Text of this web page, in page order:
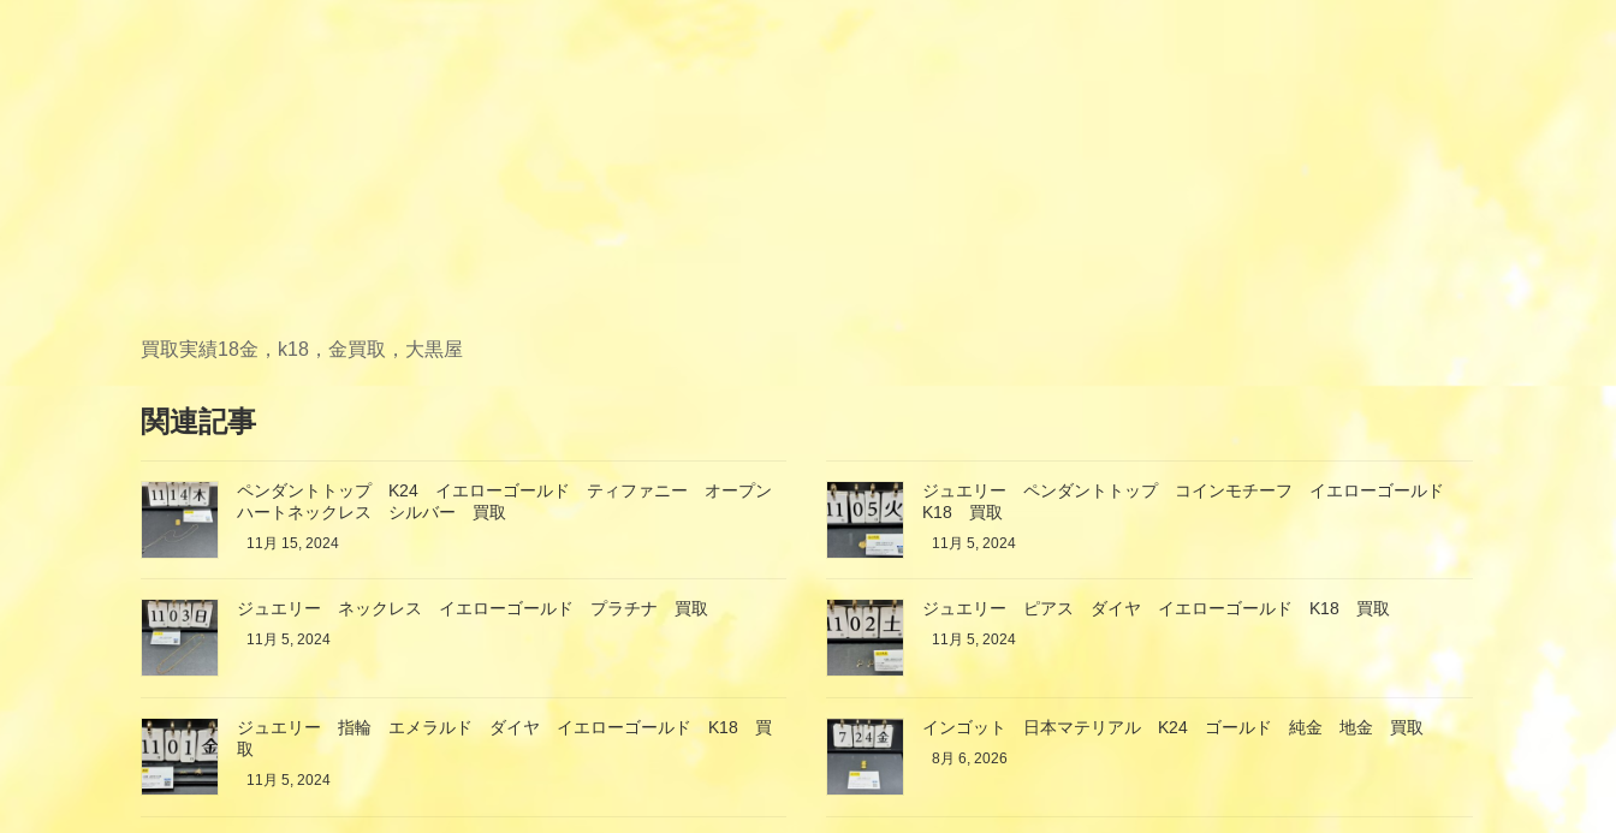
買取実績18金，k18，金買取，大黒屋
関連記事
ペンダントトップ K24 イエローゴールド ティファニー オープン
ハートネックレス シルバー 買取
11月 15, 2024
ジュエリー ペンダントトップ コインモチーフ イエローゴールド
K18 買取
11月 5, 2024
ジュエリー ネックレス イエローゴールド プラチナ 買取
11月 5, 2024
ジュエリー ピアス ダイヤ イエローゴールド K18 買取
11月 5, 2024
ジュエリー 指輪 エメラルド ダイヤ イエローゴールド K18 買
取
11月 5, 2024
インゴット 日本マテリアル K24 ゴールド 純金 地金 買取
8月 6, 2026